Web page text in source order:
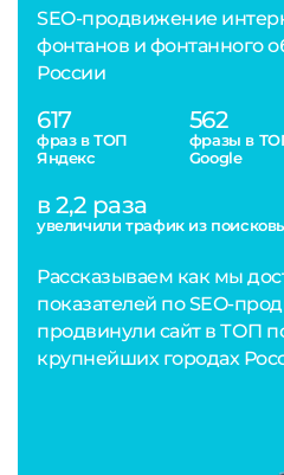
SEO-продвижение
фонтанов и фонтанного
России
617
фраз в ТОП
Яндекс
562
фразы в
Google
в 2,2 раза
увеличили трафик из
Рассказываем как мы
показателей по SEO-
продвинули сайт в ТОП
крупнейших городах